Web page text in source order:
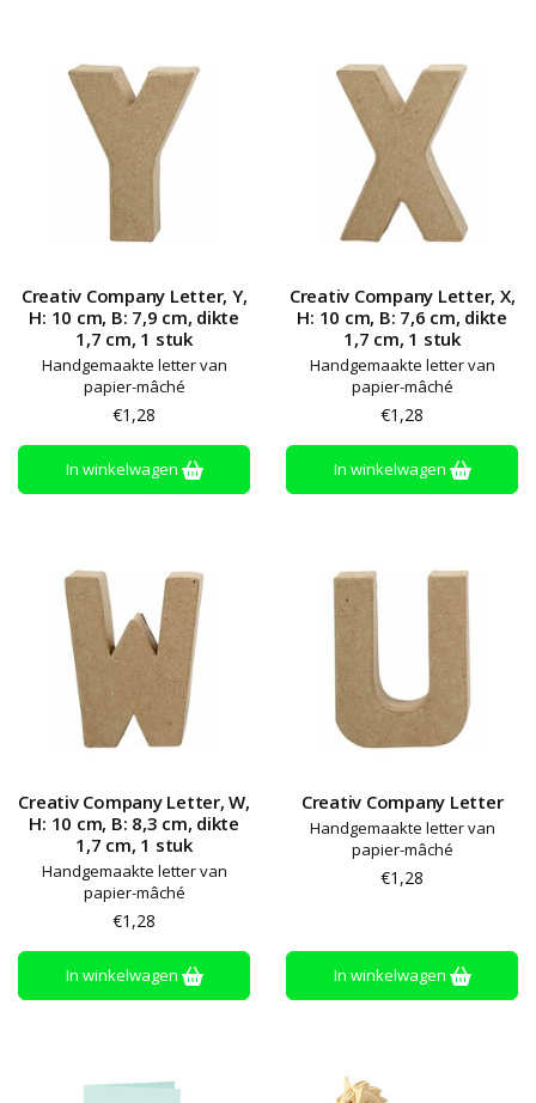
Creativ Company Letter, Y,
H: 10 cm, B: 7,9 cm, dikte
1,7 cm, 1 stuk
Handgemaakte letter van
papier-mâché
€1,28
In winkelwagen
Creativ Company Letter, X,
H: 10 cm, B: 7,6 cm, dikte
1,7 cm, 1 stuk
Handgemaakte letter van
papier-mâché
€1,28
In winkelwagen
Creativ Company Letter, W,
H: 10 cm, B: 8,3 cm, dikte
1,7 cm, 1 stuk
Handgemaakte letter van
papier-mâché
€1,28
In winkelwagen
Creativ Company Letter
Handgemaakte letter van
papier-mâché
€1,28
In winkelwagen